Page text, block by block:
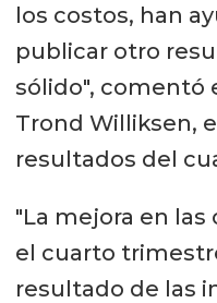
los costos, han
publicar otro
sólido", comentó
Trond Williksen,
resultados del
"La mejora en
el cuarto
resultado de las